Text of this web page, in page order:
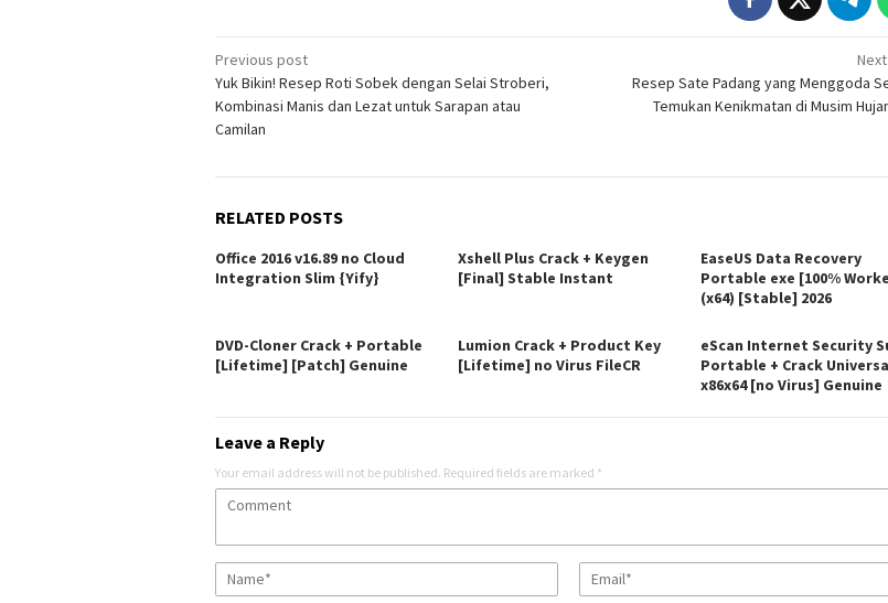
Post
navigation
Previous post
Yuk Bikin! Resep Roti Sobek dengan Selai Stroberi,
Kombinasi Manis dan Lezat untuk Sarapan atau
Camilan
Resep Sate Padang yang Menggoda
Temukan Kenikmatan di Musim
RELATED POSTS
Office 2016 v16.89 no Cloud
Integration Slim {Yify}
Xshell Plus Crack + Keygen
[Final] Stable Instant
EaseUS Data Recovery
Portable exe [100%
(x64) [Stable] 2026
DVD-Cloner Crack + Portable
[Lifetime] [Patch] Genuine
Lumion Crack + Product Key
[Lifetime] no Virus FileCR
eScan Internet Security
Portable + Crack
x86x64 [no Virus] Genuine
Leave a Reply
Your email address will not be published. Required fields are marked *